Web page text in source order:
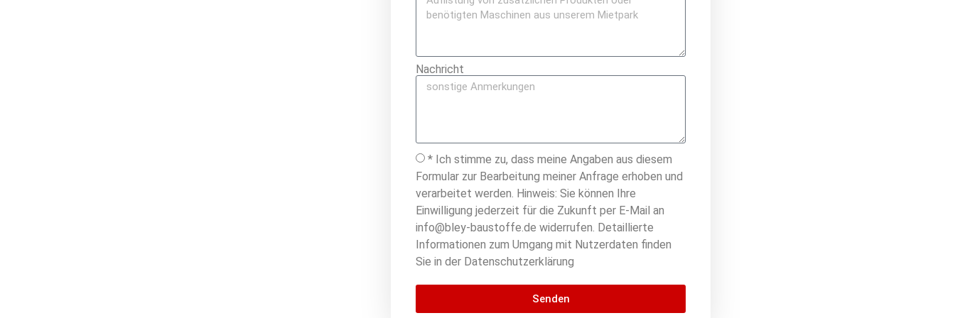
Nachricht
* Ich stimme zu, dass meine Angaben aus diesem
Formular zur Bearbeitung meiner Anfrage erhoben und
verarbeitet werden. Hinweis: Sie können Ihre
Einwilligung jederzeit für die Zukunft per E-Mail an
info@bley-baustoffe.de widerrufen. Detaillierte
Informationen zum Umgang mit Nutzerdaten finden
Sie in der Datenschutzerklärung
Senden